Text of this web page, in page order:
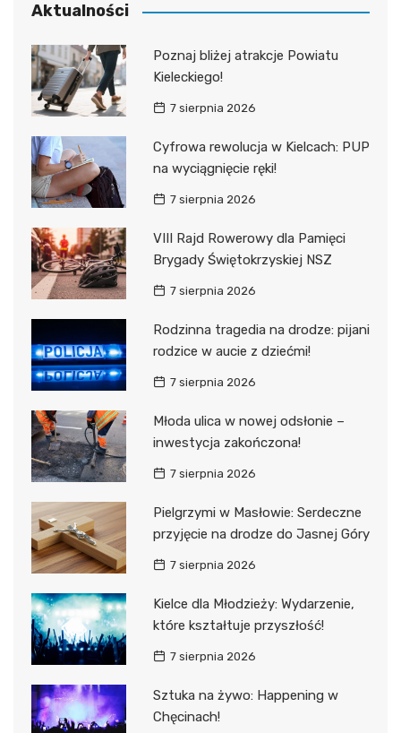
Aktualności
Poznaj bliżej atrakcje Powiatu
Kieleckiego!
7 sierpnia 2026
Cyfrowa rewolucja w Kielcach: PUP
na wyciągnięcie ręki!
7 sierpnia 2026
VIII Rajd Rowerowy dla Pamięci
Brygady Świętokrzyskiej NSZ
7 sierpnia 2026
Rodzinna tragedia na drodze: pijani
rodzice w aucie z dziećmi!
7 sierpnia 2026
Młoda ulica w nowej odsłonie –
inwestycja zakończona!
7 sierpnia 2026
Pielgrzymi w Masłowie: Serdeczne
przyjęcie na drodze do Jasnej Góry
7 sierpnia 2026
Kielce dla Młodzieży: Wydarzenie,
które kształtuje przyszłość!
7 sierpnia 2026
Sztuka na żywo: Happening w
Chęcinach!